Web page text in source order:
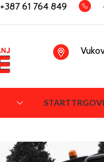
+387 61 764 849
START